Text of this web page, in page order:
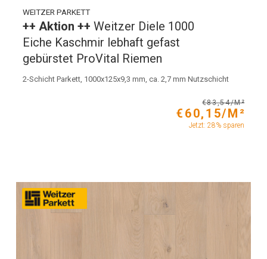
WEITZER PARKETT
++ Aktion ++Weitzer Diele 1000
Eiche Kaschmir lebhaft gefast
gebürstet ProVital Riemen
2-Schicht Parkett, 1000x125x9,3 mm, ca. 2,7 mm Nutzschicht
€83,54/M²
€60,15/M²
Jetzt: 28% sparen